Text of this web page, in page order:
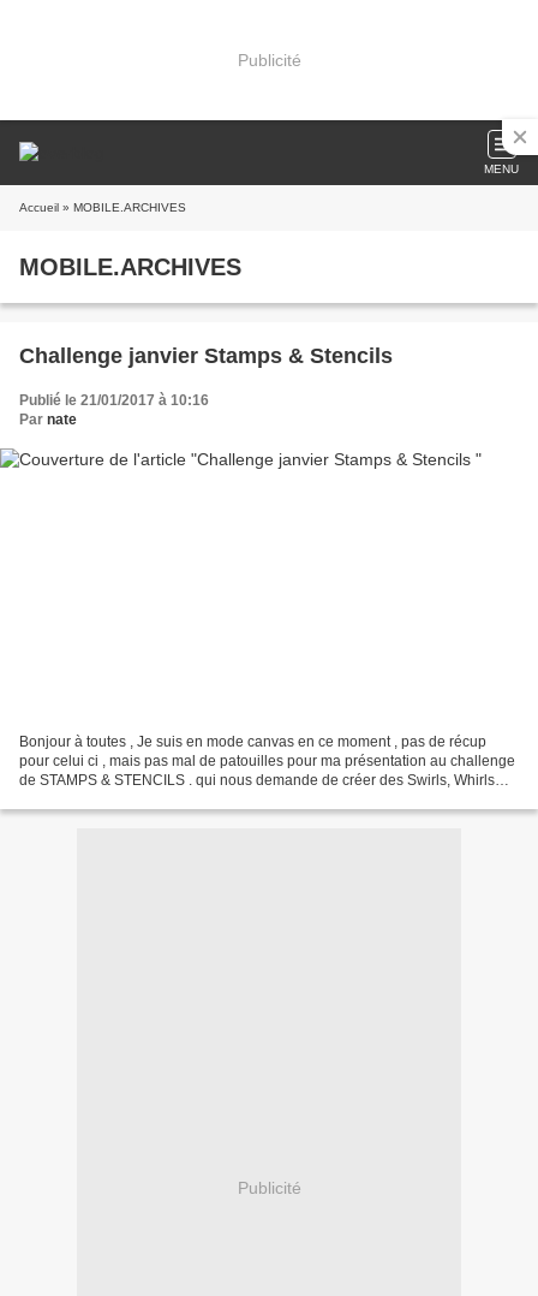
Publicité
MENU
Accueil » MOBILE.ARCHIVES
MOBILE.ARCHIVES
Challenge janvier Stamps & Stencils
Publié le 21/01/2017 à 10:16
Par nate
Bonjour à toutes , Je suis en mode canvas en ce moment , pas de récup
pour celui ci , mais pas mal de patouilles pour ma présentation au challenge
de STAMPS & STENCILS . qui nous demande de créer des Swirls, Whirls
Publicité